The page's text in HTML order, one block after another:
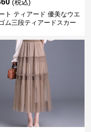
(税込)
ト ティアード 優美なウエ
ム三段ティアードスカー